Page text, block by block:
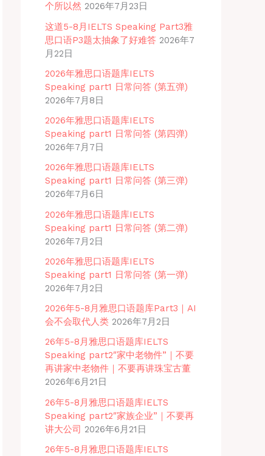
个所以然 2026年7月23日
这道5-8月IELTS Speaking Part3雅
思口语P3题太抽象了好难答 2026年7
月22日
2026年雅思口语题库IELTS
Speaking part1 日常问答 (第五弹)
2026年7月8日
2026年雅思口语题库IELTS
Speaking part1 日常问答 (第四弹)
2026年7月7日
2026年雅思口语题库IELTS
Speaking part1 日常问答 (第三弹)
2026年7月6日
2026年雅思口语题库IELTS
Speaking part1 日常问答 (第二弹)
2026年7月2日
2026年雅思口语题库IELTS
Speaking part1 日常问答 (第一弹)
2026年7月2日
2026年5-8月雅思口语题库Part3｜AI
会不会取代人类 2026年7月2日
26年5-8月雅思口语题库IELTS
Speaking part2″家中老物件”｜不要
再讲家中老物件｜不要再讲珠宝古董
2026年6月21日
26年5-8月雅思口语题库IELTS
Speaking part2″家族企业”｜不要再
讲大公司 2026年6月21日
26年5-8月雅思口语题库IELTS